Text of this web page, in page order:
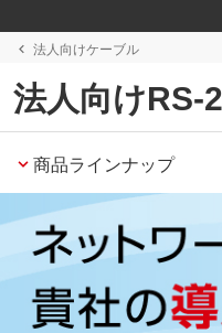
法人向けケーブル
法人向けRS-
商品ラインナップ